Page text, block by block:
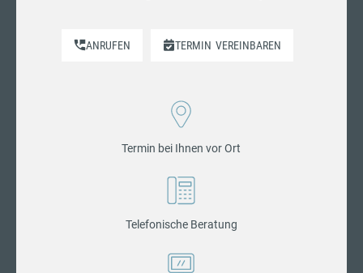
ANRUFEN TERMIN VEREINBAREN
Termin bei Ihnen vor Ort
Telefonische Beratung